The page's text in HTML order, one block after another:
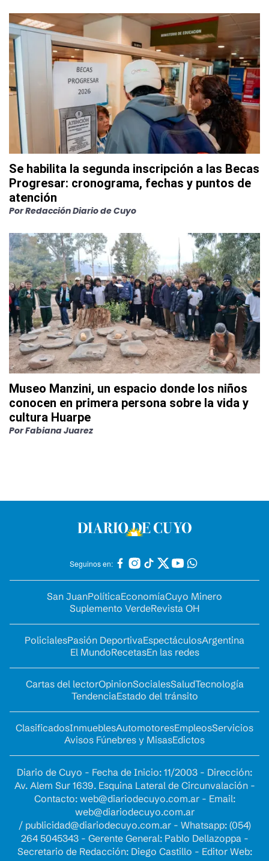
Se habilita la segunda inscripción a las Becas
Progresar: cronograma, fechas y puntos de
atención
PorRedacción Diario de Cuyo
Museo Manzini, un espacio donde los niños
conocen en primera persona sobre la vida y
cultura Huarpe
PorFabiana Juarez
Seguinos en:
San JuanPolíticaEconomíaCuyo Minero
Suplemento VerdeRevista OH
PolicialesPasión DeportivaEspectáculosArgentina
El MundoRecetasEn las redes
Cartas del lectorOpinionSocialesSaludTecnología
TendenciaEstado del tránsito
ClasificadosInmueblesAutomotoresEmpleosServicios
Avisos Fúnebres y MisasEdictos
Diario de Cuyo - Fecha de Inicio: 11/2003 - Dirección:
Av. Alem Sur 1639. Esquina Lateral de Circunvalación -
Contacto: web@diariodecuyo.com.ar- Email:
web@diariodecuyo.com.ar
/ publicidad@diariodecuyo.com.ar- Whatsapp: (054)
264 5045343 - Gerente General: Pablo Dellazoppa -
Secretario de Redacción: Diego Castillo - Editor Web: